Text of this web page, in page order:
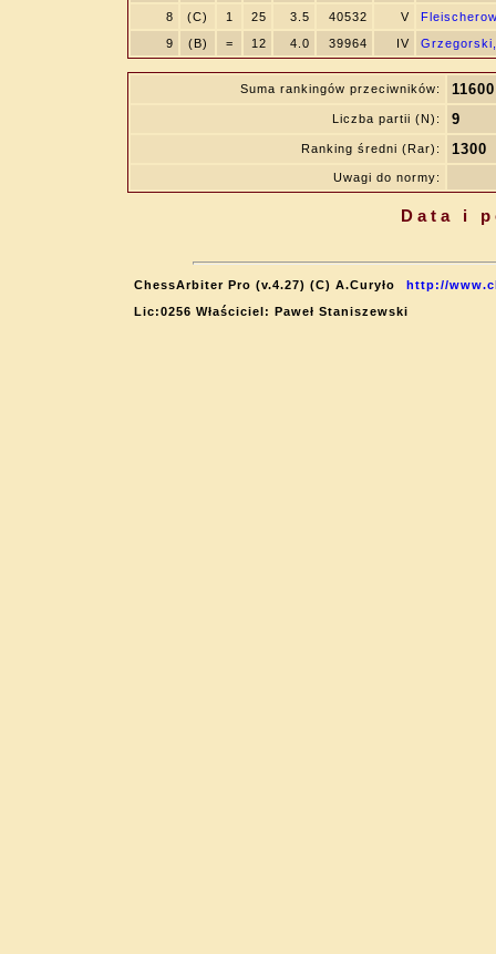
8
(C) 1 25 3.5 40532 V
9
(B) = 12 4.0 39964 IV Grzegorski,
Suma rankingów przeciwników: 11600
Liczba partii (N): 9
Ranking średni (Rar): 1300
Uwagi do normy:
Data i
ChessArbiter Pro (v.4.27) (C) A.Curyło
http://
Lic:0256 Właściciel: Paweł Staniszewski